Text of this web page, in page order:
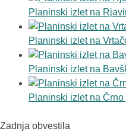
Planinski izlet na
Planinski izlet na
Planinski izlet na
Planinski izlet na
Zadnja obvestila